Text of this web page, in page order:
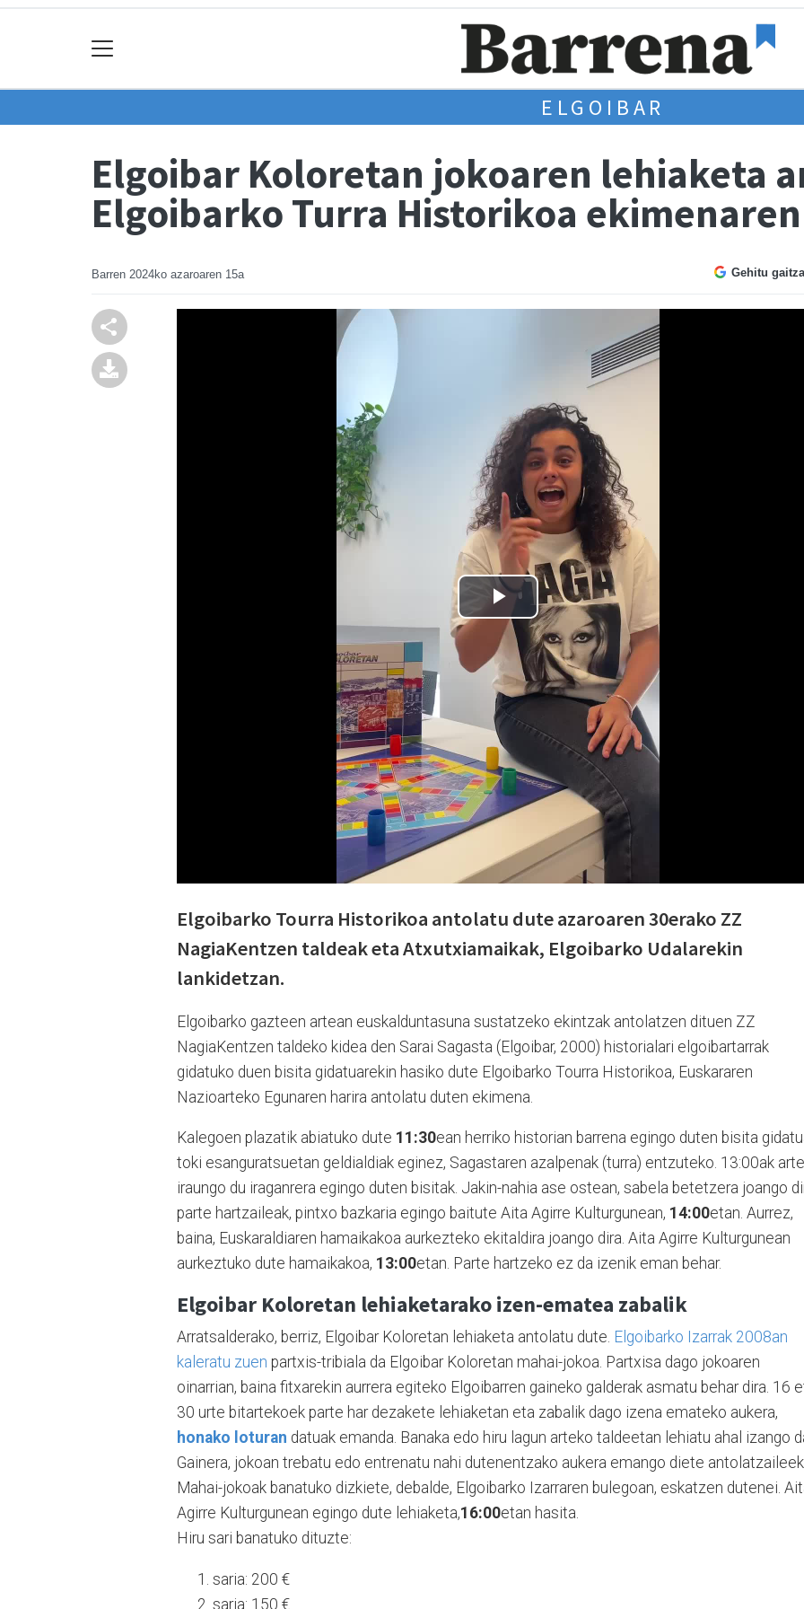
ELGOIBAR
Elgoibar Koloretan jokoaren lehiaketa
Elgoibarko Turra Historikoa
Barren 2024ko azaroaren 15a Gehitu
Elgoibarko Tourra Historikoa antolatu dute azaroaren 30erako ZZ
NagiaKentzen taldeak eta Atxutxiamaikak, Elgoibarko Udalarekin
lankidetzan.
Elgoibarko gazteen artean euskalduntasuna sustatzeko ekintzak antolatzen dituen ZZ
NagiaKentzen taldeko kidea den Sarai Sagasta (Elgoibar, 2000) historialari elgoibartarrak
gidatuko duen bisita gidatuarekin hasiko dute Elgoibarko Tourra Historikoa, Euskararen
Nazioarteko Egunaren harira antolatu duten ekimena.
Kalegoen plazatik abiatuko dute 11:30ean herriko historian barrena egingo duten bisita
toki esanguratsuetan geldialdiak eginez, Sagastaren azalpenak (turra) entzuteko. 13:00ak arte
iraungo du iraganrera egingo duten bisitak. Jakin-nahia ase ostean, sabela betetzera joango
parte hartzaileak, pintxo bazkaria egingo baitute Aita Agirre Kulturgunean, 14:00etan. Aurrez,
baina, Euskaraldiaren hamaikakoa aurkezteko ekitaldira joango dira. Aita Agirre Kulturgunean
aurkeztuko dute hamaikakoa, 13:00etan. Parte hartzeko ez da izenik eman behar.
Elgoibar Koloretan lehiaketarako izen-ematea zabalik
Arratsalderako, berriz, Elgoibar Koloretan lehiaketa antolatu dute. Elgoibarko Izarrak 2008an
kaleratu zuen partxis-tribiala da Elgoibar Koloretan mahai-jokoa. Partxisa dago jokoaren
oinarrian, baina fitxarekin aurrera egiteko Elgoibarren gaineko galderak asmatu behar dira. 16
30 urte bitartekoek parte har dezakete lehiaketan eta zabalik dago izena emateko aukera,
honako loturan datuak emanda. Banaka edo hiru lagun arteko taldeetan lehiatu ahal izango
Gainera, jokoan trebatu edo entrenatu nahi dutenentzako aukera emango diete antolatzaileek.
Mahai-jokoak banatuko dizkiete, debalde, Elgoibarko Izarraren bulegoan, eskatzen dutenei.
Agirre Kulturgunean egingo dute lehiaketa,16:00etan hasita.
Hiru sari banatuko dituzte:
saria: 200 €
saria: 150 €